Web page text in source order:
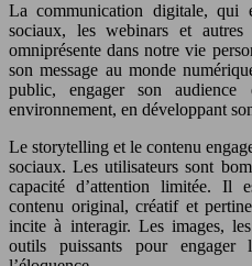
La communication digitale, qui
sociaux, les webinars et autres
omniprésente dans notre vie
son message au monde
public, engager son audience
environnement, en développant
Le storytelling et le contenu
sociaux. Les utilisateurs sont
capacité d’attention limitée. Il
contenu original, créatif et
incite à interagir. Les images,
outils puissants pour engager